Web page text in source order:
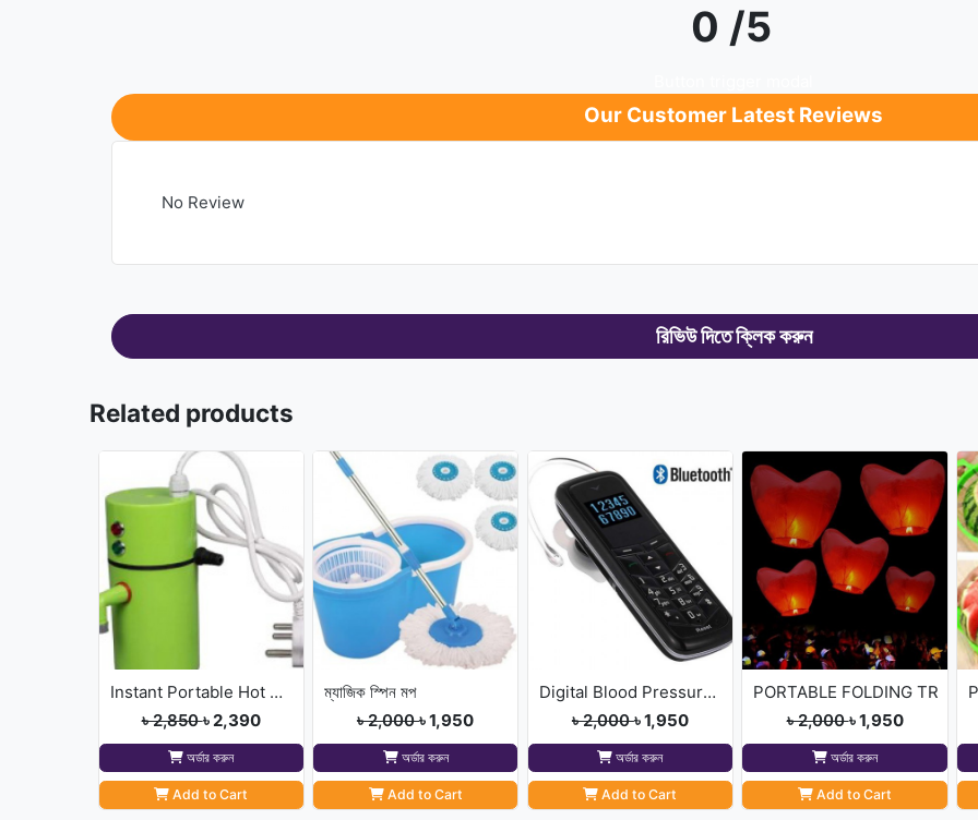
0 /5
Our Customer Latest Reviews
No Review
রিভিউ দিতে ক্লিক করুন
Related products
Instant Portable Hot Water pump
৳ 2,850৳ 2,390
অর্ডার করুন
Add to Cart
ম্যাজিক স্পিন মপ
৳ 2,000৳ 1,950
অর্ডার করুন
Add to Cart
Digital Blood Pressure M
৳ 2,000৳ 1,950
অর্ডার করুন
Add to Cart
PORTABLE FOLDING TR
৳ 2,000৳ 1,950
অর্ডার করুন
Add to Cart